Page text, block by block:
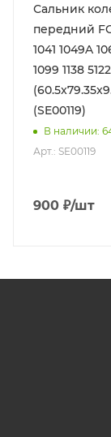
Сальник
передний
1041 1049A
1099 1138 5122
(SE00119)
В наличии:
Арт.: SE00119
900 ₽/шт